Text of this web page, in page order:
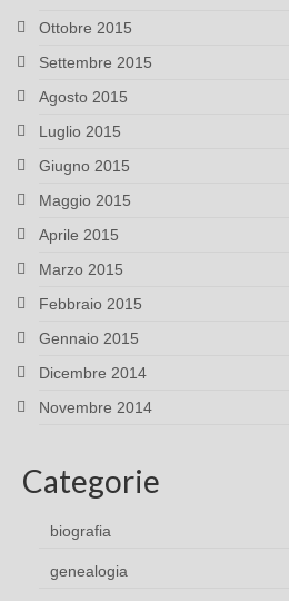
Ottobre 2015
Settembre 2015
Agosto 2015
Luglio 2015
Giugno 2015
Maggio 2015
Aprile 2015
Marzo 2015
Febbraio 2015
Gennaio 2015
Dicembre 2014
Novembre 2014
Categorie
biografia
genealogia